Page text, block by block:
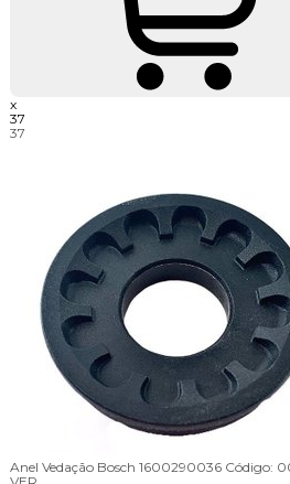
x
37
37
Anel Vedação Bosch 1600290036 Código: